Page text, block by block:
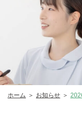
ホーム お知らせ